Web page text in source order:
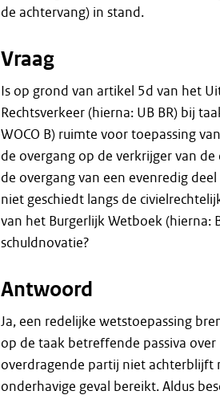
de achtervang) in stand.
Vraag
Is op grond van artikel 5d van het
Rechtsverkeer (hierna: UB BR) bij
WOCO B) ruimte voor toepassing
de overgang op de verkrijger van
de overgang van een evenredig
niet geschiedt langs de
van het Burgerlijk Wetboek (hierna:
schuldnovatie?
Antwoord
Ja, een redelijke wetstoepassing
op de taak betreffende passiva
overdragende partij niet achterblijft
onderhavige geval bereikt. Aldus